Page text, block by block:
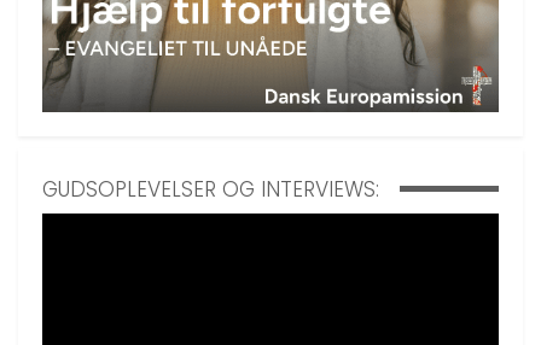
GUDSOPLEVELSER OG INTERVIEWS: